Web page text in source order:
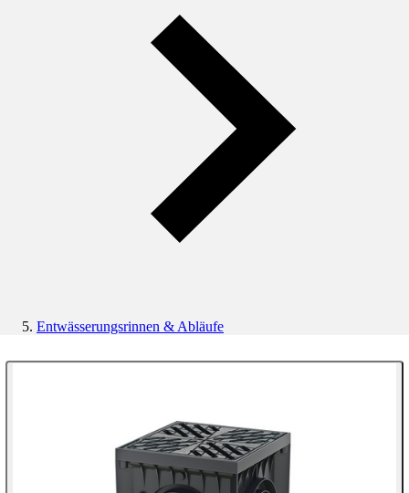
Entwässerungsrinnen & Abläufe